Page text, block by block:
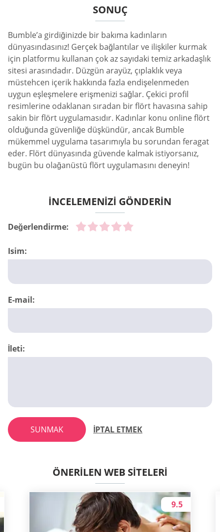
SONUÇ
Bumble’a girdiğinizde bir bakıma kadınların
dünyasındasınız! Gerçek bağlantılar ve ilişkiler kurmak
için platformu kullanan çok az sayıdaki temiz arkadaşlık
sitesi arasındadır. Düzgün arayüz, çıplaklık veya
müstehcen içerik hakkında fazla endişelenmeden
uygun eşleşmelere erişmenizi sağlar. Çekici profil
resimlerine odaklanan sıradan bir flört havasına sahip
sakin bir flört uygulamasıdır. Kadınlar konu online flört
olduğunda güvenliğe düşkündür, ancak Bumble
mükemmel uygulama tasarımıyla bu sorundan feragat
eder. Flört dünyasında güvende kalmak istiyorsanız,
bugün bu olağanüstü flört uygulamasını deneyin!
İNCELEMENİZİ GÖNDERİN
Değerlendirme:
Isim:
E-mail:
İleti:
SUNMAK İPTAL ETMEK
ÖNERILEN WEB SITELERI
9.5